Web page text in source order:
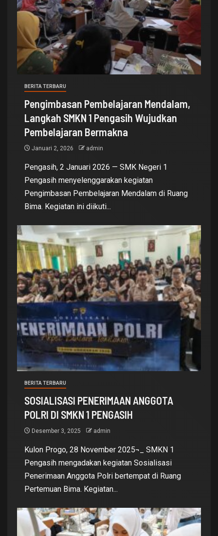
BERITA TERBARU
Pengimbasan Pembelajaran Mendalam,
Langkah SMKN 1 Pengasih Wujudkan
Pembelajaran Bermakna
Januari 2, 2026 admin
Pengasih, 2 Januari 2026 — SMK Negeri 1
Pengasih menyelenggarakan kegiatan
Pengimbasan Pembelajaran Mendalam di Ruang
Bima. Kegiatan ini diikuti...
BERITA TERBARU
SOSIALISASI PENERIMAAN ANGGOTA
POLRI DI SMKN 1 PENGASIH
Desember 3, 2025 admin
Kulon Progo, 28 November 2025¬_ SMKN 1
Pengasih mengadakan kegiatan Sosialisasi
Penerimaan Anggota Polri bertempat di Ruang
Pertemuan Bima. Kegiatan...